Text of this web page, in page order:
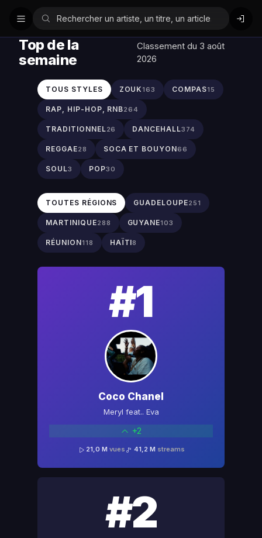
Top de la
semaine
Classement du 3 août
2026
TOUS STYLES ZOUK163 COMPAS15
RAP, HIP-HOP, RNB264
TRADITIONNEL26 DANCEHALL374
REGGAE28 SOCA ET BOUYON66
SOUL3 POP30
TOUTES RÉGIONS GUADELOUPE251
MARTINIQUE288 GUYANE103
RÉUNION118 HAÏTI8
#2
#1
Coco Chanel
Meryl feat.. Eva
+2
21,0 M vues 41,2 M streams